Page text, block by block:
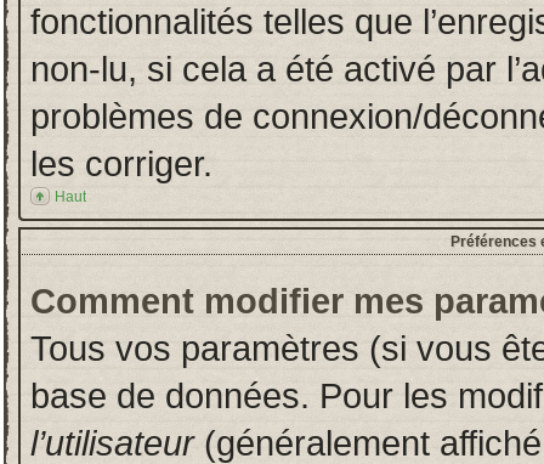
fonctionnalités telles que
non-lu, si cela a été activé par
problèmes de connexion/
les corriger.
Haut
Préférences
Comment modifier mes
Tous vos paramètres (si vous
base de données. Pour les
l’utilisateur(généralement